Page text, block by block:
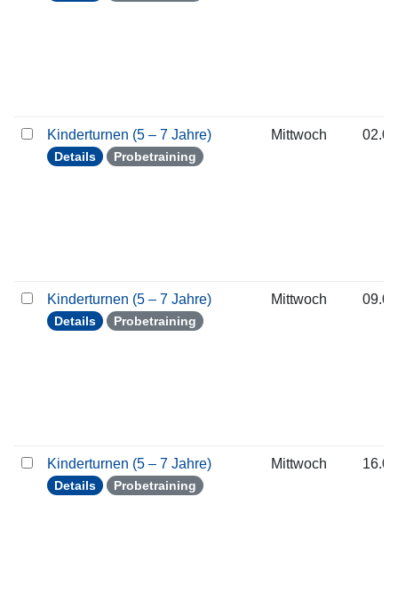
Kinderturnen (5 – 7 Jahre)
Details Probetraining
Mittwoch
Kinderturnen (5 – 7 Jahre)
Details Probetraining
Mittwoch
Kinderturnen (5 – 7 Jahre)
Details Probetraining
Mittwoch